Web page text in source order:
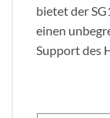
bietet der
einen
Support des